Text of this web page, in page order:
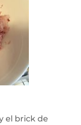
el brick de